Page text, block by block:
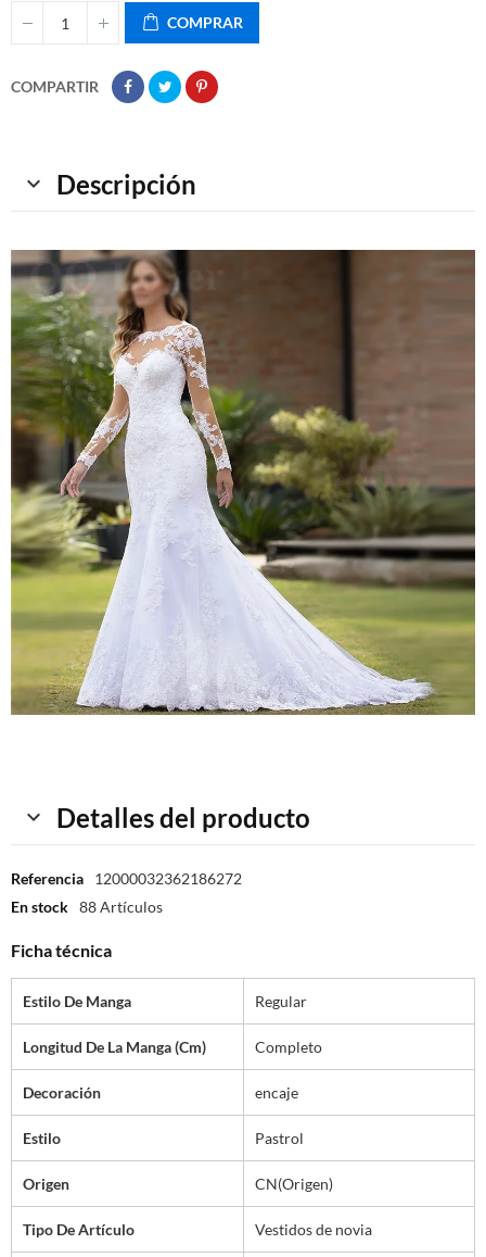
COMPRAR
COMPARTIR
Descripción
Detalles del producto
Referencia
12000032362186272
En stock 88 Artículos
Ficha técnica
Estilo De Manga Regular
Longitud De La Manga (cm) Completo
Decoración encaje
Estilo Pastrol
Origen CN(Origen)
Tipo De Artículo Vestidos de novia